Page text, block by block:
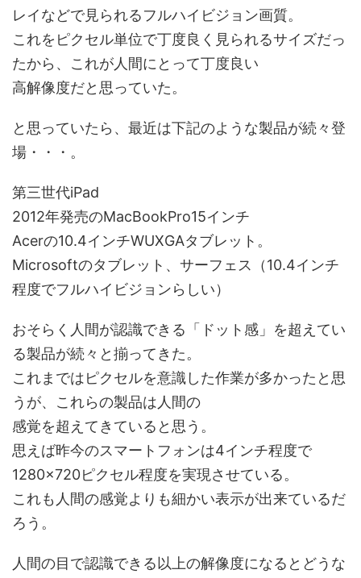
レイなどで見られるフルハイビジョン画質。
これをピクセル単位で丁度良く見られるサイズだっ
たから、これが人間にとって丁度良い
高解像度だと思っていた。
と思っていたら、最近は下記のような製品が続々登
場・・・。
第三世代iPad
2012年発売のMacBookPro15インチ
Acerの10.4インチWUXGAタブレット。
Microsoftのタブレット、サーフェス（10.4インチ
程度でフルハイビジョンらしい）
おそらく人間が認識できる「ドット感」を超えてい
る製品が続々と揃ってきた。
これまではピクセルを意識した作業が多かったと思
うが、これらの製品は人間の
感覚を超えてきていると思う。
思えば昨今のスマートフォンは4インチ程度で
1280×720ピクセル程度を実現させている。
これも人間の感覚よりも細かい表示が出来ているだ
ろう。
人間の目で認識できる以上の解像度になるとどうな